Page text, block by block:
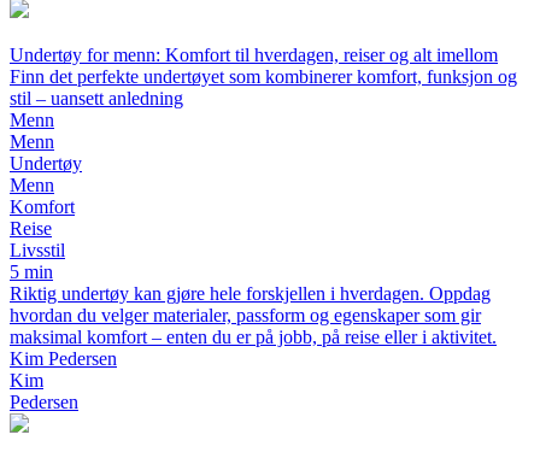
Undertøy for menn: Komfort til hverdagen, reiser og alt imellom
Finn det perfekte undertøyet som kombinerer komfort, funksjon og
stil – uansett anledning
Menn
Menn
Undertøy
Menn
Komfort
Reise
Livsstil
5 min
Riktig undertøy kan gjøre hele forskjellen i hverdagen. Oppdag
hvordan du velger materialer, passform og egenskaper som gir
maksimal komfort – enten du er på jobb, på reise eller i aktivitet.
Kim Pedersen
Kim
Pedersen